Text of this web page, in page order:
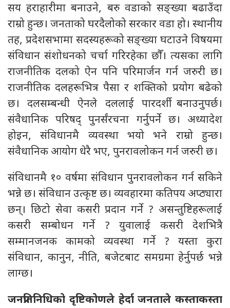
सय हराहारीमा बनाउने, बरु वडाको सङ्ख्या बढाउँदा
राम्रो हुन्छ। जनताको घरदैलोको सरकार वडा हो। स्थानीय
तह, प्रदेशसभामा सदस्यहरूको सङ्ख्या घटाउने विषयमा
संविधान संशोधनको चर्चा गरिरहेका छौँ। त्यसका लागि
राजनीतिक दलको ऐन पनि परिमार्जन गर्न जरुरी छ।
राजनीतिक दलहरूभित्र पैसा र शक्तिको प्रयोग बढेको
छ। दलसम्बन्धी ऐनले दललाई पारदर्शी बनाउनुपर्छ।
संवैधानिक परिषद् पुनर्संरचना गर्नुपर्ने छ। अध्यादेश
होइन, संविधानमै व्यवस्था भयो भने राम्रो हुन्छ।
संवैधानिक आयोग धेरै भए, पुनरावलोकन गर्न जरुरी छ।
संविधानमै १० वर्षमा संविधान पुनरावलोकन गर्न सकिने
भन्ने छ। संविधान उत्कृष्ट छ। व्यवहारमा कतिपय अप्ठ्यारा
छन्। छिटो सेवा कसरी प्रदान गर्ने ? असन्तुष्टिहरूलाई
कसरी सम्बोधन गर्ने ? युवालाई कसरी देशभित्रै
सम्मानजनक कामको व्यवस्था गर्ने ? यस्ता कुरा
संविधान, कानुन, नीति, बजेटबाट समग्रमा हेर्नुपर्छ भन्ने
लाग्छ।
जनप्रतिनिधिको दृष्टिकोणले हेर्दा जनताले कस्ताकस्ता